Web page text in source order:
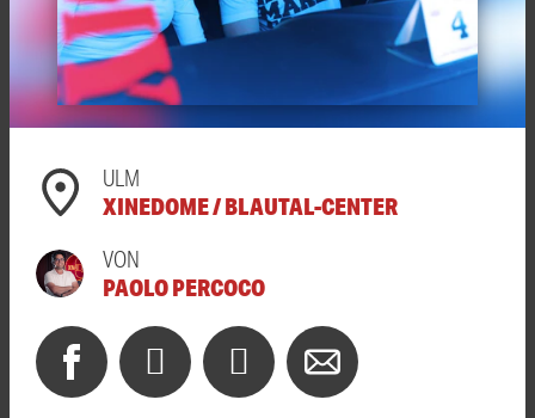
ULM
XINEDOME / BLAUTAL-CENTER
VON
PAOLO PERCOCO